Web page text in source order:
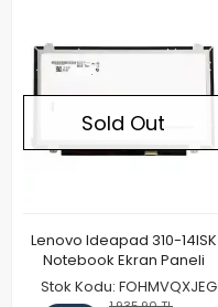
Sold Out
Lenovo Ideapad 310-14ISK
Notebook Ekran Paneli
Stok Kodu: FOHMVQXJEG